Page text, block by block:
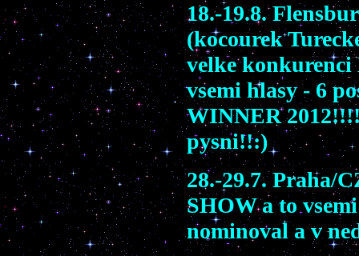
18.-19.8.
(kocourek
velke konkurenci
vsemi hlasy- 6
WINNER
pysni!!:)
28.-29.7. Praha/
SHOWa to
nominoval a v